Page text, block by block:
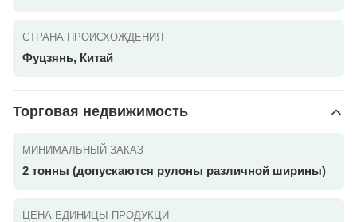
СТРАНА ПРОИСХОЖДЕНИЯ
Фуцзянь, Китай
Торговая недвижимость
МИНИМАЛЬНЫЙ ЗАКАЗ
2 тонны (допускаются рулоны различной ширины)
ЦЕНА ЕДИНИЦЫ ПРОДУКЦИ